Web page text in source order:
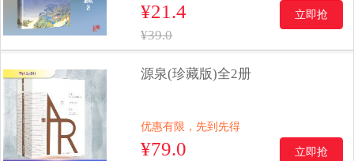
¥21.4
¥39.0
立即抢
源泉(珍藏版)全2册
优惠有限，先到先得
¥79.0 立即抢